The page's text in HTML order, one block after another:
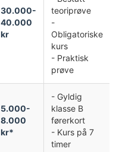
30.000-
40.000
kr
teoriprøve
-
Obligatoriske
kurs
- Praktisk
prøve
5.000-
8.000
kr*
- Gyldig
klasse B
førerkort
- Kurs på 7
timer